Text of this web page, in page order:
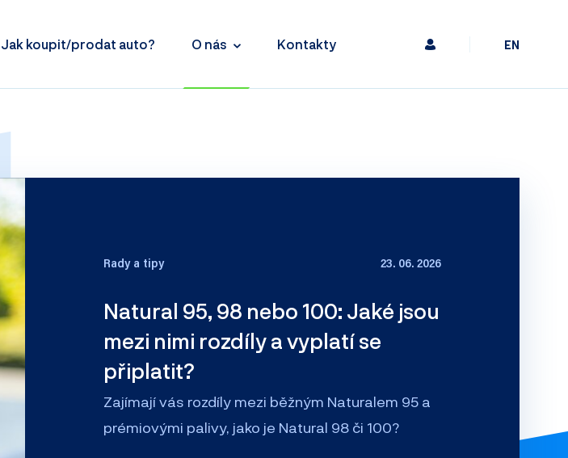
Jak koupit/prodat auto? O nás Kontakty EN
Rady a tipy 23. 06. 2026
Natural 95, 98 nebo 100: Jaké jsou
mezi nimi rozdíly a vyplatí se
připlatit?
Zajímají vás rozdíly mezi běžným Naturalem 95 a
prémiovými palivy, jako je Natural 98 či 100?